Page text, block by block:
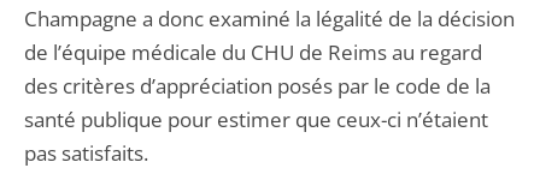
Champagne a donc examiné la légalité de la décision
de l’équipe médicale du CHU de Reims au regard
des critères d’appréciation posés par le code de la
santé publique pour estimer que ceux-ci n’étaient
pas satisfaits.